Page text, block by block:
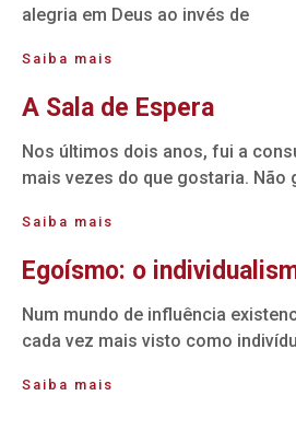
alegria em Deus ao invés de
Saiba mais
A Sala de Espera
Nos últimos dois anos, fui a
mais vezes do que gostaria. Não
Saiba mais
Egoísmo: o
Num mundo de influência
cada vez mais visto como
Saiba mais